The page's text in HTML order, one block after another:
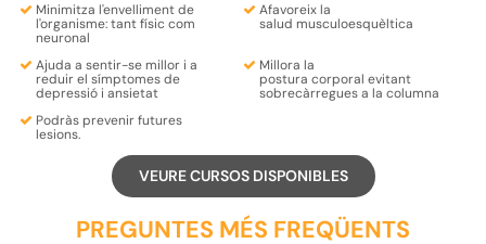
Minimitza l'envellimentde
l'organisme: tantfísic com
neuronal
Afavoreix la
salud musculoesquèltica
Ajuda a sentir-se millor i a
reduirel símptomes de
depressiói ansietat
Millora la
postura corporal evitant
sobrecàrreguesa la columna
Podràsprevenir futures
lesions.
VEURE CURSOS DISPONIBLES
PREGUNTES MÉS FREQÜENTS